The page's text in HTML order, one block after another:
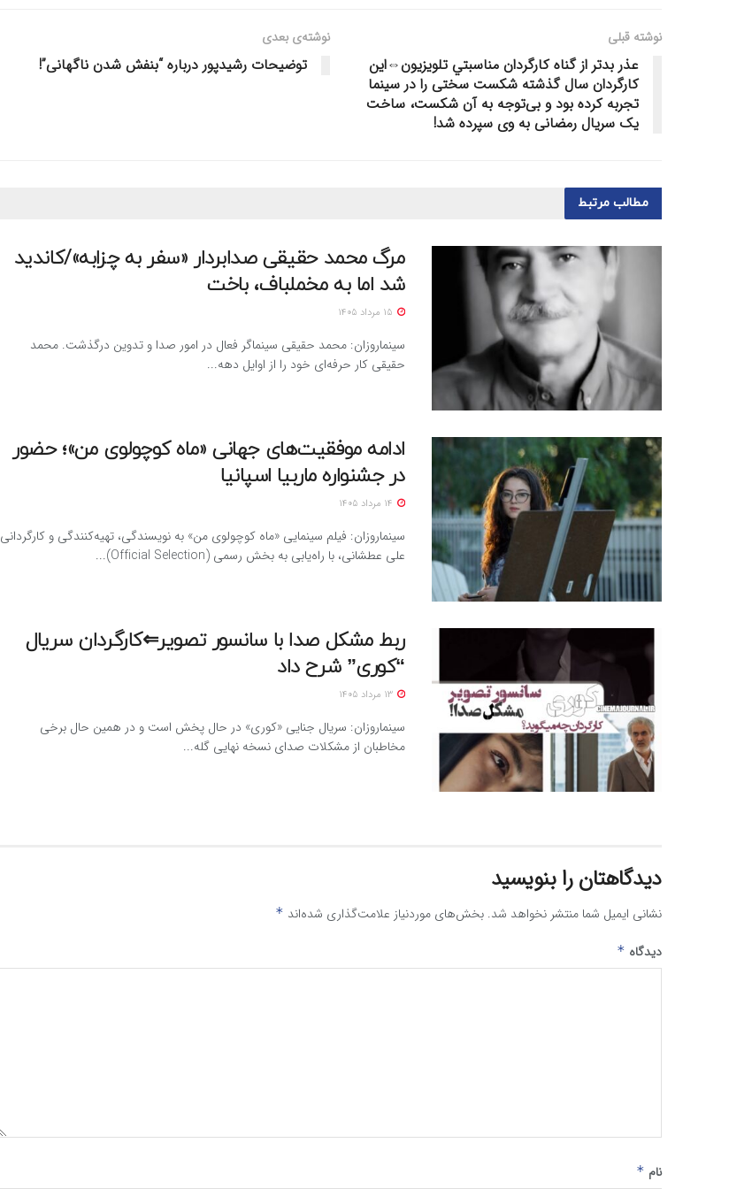
نوشته قبلی
عذر بدتر از گناه كارگردان مناسبتي تلويزيون⇔این
کارگردان سال گذشته شکست سختی را در سینما
تجربه کرده بود و بی‌توجه به آن شکست، ساخت
یک سریال رمضانی به وی سپرده شد!
نوشته‌ی بعدی
توضیحات رشیدپور درباره “بنفش شدن ناگهانی”!
مطالب مرتبط
مرگ محمد حقیقی صدابردار «سفر به چزابه»/کاندید
شد اما به مخملباف، باخت
سینماروزان: محمد حقیقی سینماگر فعال در امور صدا و تدوین درگذشت. محمد
حقیقی کار حرفه‌ای خود را از اوایل دهه...
ادامه موفقیت‌های جهانی «ماه کوچولوی من»؛ حضور
در جشنواره ماربیا اسپانیا
سینماروزان: فیلم سینمایی «ماه کوچولوی من» به نویسندگی، تهیه‌کنندگی و کارگردانی
علی عطشانی، با راه‌یابی به بخش رسمی (Official Selection)...
ربط مشکل صدا با سانسور تصویر⇐کارگردان سریال
“کوری” شرح داد
سینماروزان: سریال جنایی «کوری» در حال پخش است و در همین حال برخی
مخاطبان از مشکلات صدای نسخه نهایی گله...
دیدگاهتان را بنویسید
نشانی ایمیل شما منتشر نخواهد شد. بخش‌های موردنیاز علامت‌گذاری شده‌اند *
دیدگاه *
نام *